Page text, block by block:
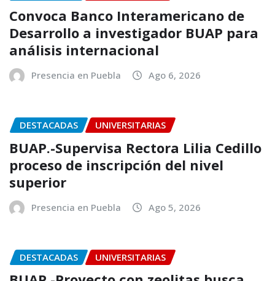
Convoca Banco Interamericano de
Desarrollo a investigador BUAP para
análisis internacional
Presencia en Puebla Ago 6, 2026
DESTACADAS UNIVERSITARIAS
BUAP.-Supervisa Rectora Lilia Cedillo
proceso de inscripción del nivel
superior
Presencia en Puebla Ago 5, 2026
DESTACADAS UNIVERSITARIAS